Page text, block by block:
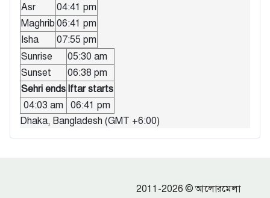
Asr
04:41 pm
Maghrib 06:41 pm
Isha
07:55 pm
Sunrise
05:30 am
Sunset
06:38 pm
Sehri ends Iftar starts
04:03 am
06:41 pm
Dhaka, Bangladesh (GMT +6:00)
2011-2026 © আলোরমেলা